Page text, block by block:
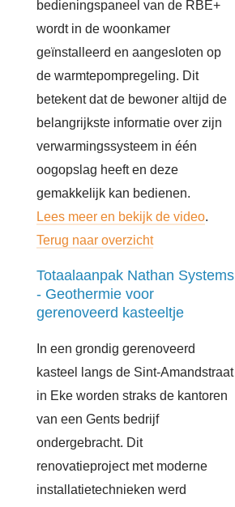
bedieningspaneel van de RBE+
wordt in de woonkamer
geïnstalleerd en aangesloten op
de warmtepompregeling. Dit
betekent dat de bewoner altijd de
belangrijkste informatie over zijn
verwarmingssysteem in één
oogopslag heeft en deze
gemakkelijk kan bedienen.
Lees meer en bekijk de video.
Terug naar overzicht
Totaalaanpak Nathan Systems
- Geothermie voor
gerenoveerd kasteeltje
In een grondig gerenoveerd
kasteel langs de Sint-Amandstraat
in Eke worden straks de kantoren
van een Gents bedrijf
ondergebracht. Dit
renovatieproject met moderne
installatietechnieken werd